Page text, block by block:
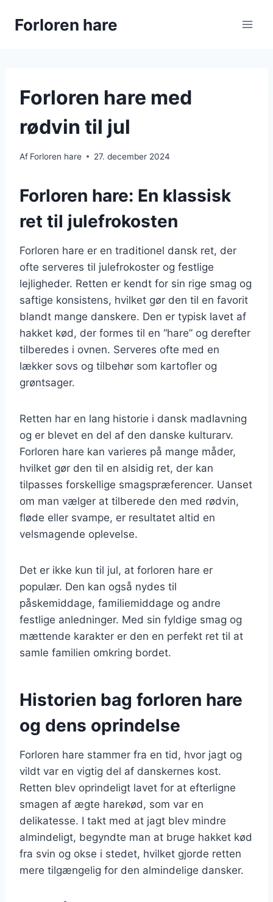
Forloren hare
Forloren hare med
rødvin til jul
Af Forloren hare 27. december 2024
Forloren hare: En klassisk
ret til julefrokosten
Forloren hare er en traditionel dansk ret, der
ofte serveres til julefrokoster og festlige
lejligheder. Retten er kendt for sin rige smag og
saftige konsistens, hvilket gør den til en favorit
blandt mange danskere. Den er typisk lavet af
hakket kød, der formes til en “hare” og derefter
tilberedes i ovnen. Serveres ofte med en
lækker sovs og tilbehør som kartofler og
grøntsager.
Retten har en lang historie i dansk madlavning
og er blevet en del af den danske kulturarv.
Forloren hare kan varieres på mange måder,
hvilket gør den til en alsidig ret, der kan
tilpasses forskellige smagspræferencer. Uanset
om man vælger at tilberede den med rødvin,
fløde eller svampe, er resultatet altid en
velsmagende oplevelse.
Det er ikke kun til jul, at forloren hare er
populær. Den kan også nydes til
påskemiddage, familiemiddage og andre
festlige anledninger. Med sin fyldige smag og
mættende karakter er den en perfekt ret til at
samle familien omkring bordet.
Historien bag forloren hare
og dens oprindelse
Forloren hare stammer fra en tid, hvor jagt og
vildt var en vigtig del af danskernes kost.
Retten blev oprindeligt lavet for at efterligne
smagen af ægte harekød, som var en
delikatesse. I takt med at jagt blev mindre
almindeligt, begyndte man at bruge hakket kød
fra svin og okse i stedet, hvilket gjorde retten
mere tilgængelig for den almindelige dansker.